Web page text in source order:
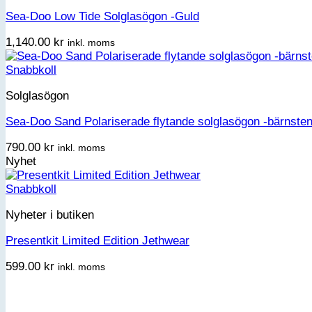
Sea-Doo Low Tide Solglasögon -Guld
1,140.00 kr inkl. moms
Snabbkoll
Solglasögon
Sea-Doo Sand Polariserade flytande solglasögon -bärnsten
790.00 kr inkl. moms
Nyhet
Snabbkoll
Nyheter i butiken
Presentkit Limited Edition Jethwear
599.00 kr inkl. moms